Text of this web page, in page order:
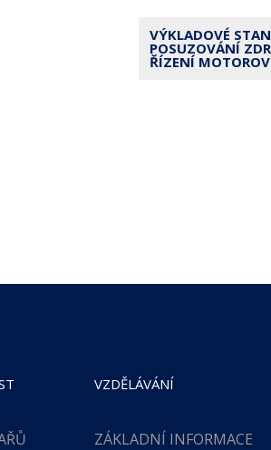
VÝKLADOVÉ
POSUZOVÁNÍ
ŘÍZENÍ
VZDĚLÁVÁNÍ
ZÁKLADNÍ INFORMACE